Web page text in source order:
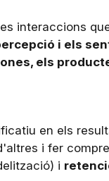
interaccions
i els
els
en els
i fer
i